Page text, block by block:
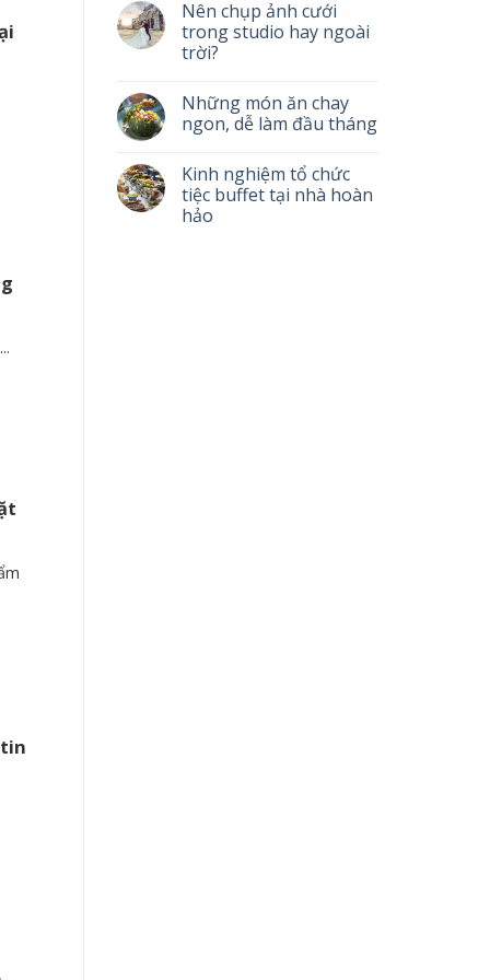
Nên chụp ảnh cưới
trong studio hay ngoài
trời?
Những món ăn chay
ngon, dễ làm đầu tháng
Kinh nghiệm tổ chức
tiệc buffet tại nhà hoàn
hảo